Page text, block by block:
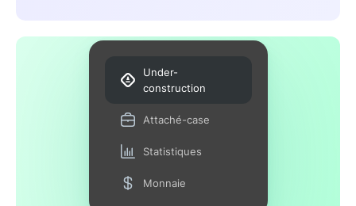
Under-
construction
Attaché-case
Statistiques
Monnaie